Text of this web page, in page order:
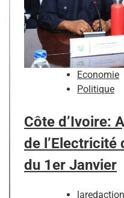
Economie
Politique
Côte d’Ivoire:
de l’Electricité
du 1er Janvier
laredaction